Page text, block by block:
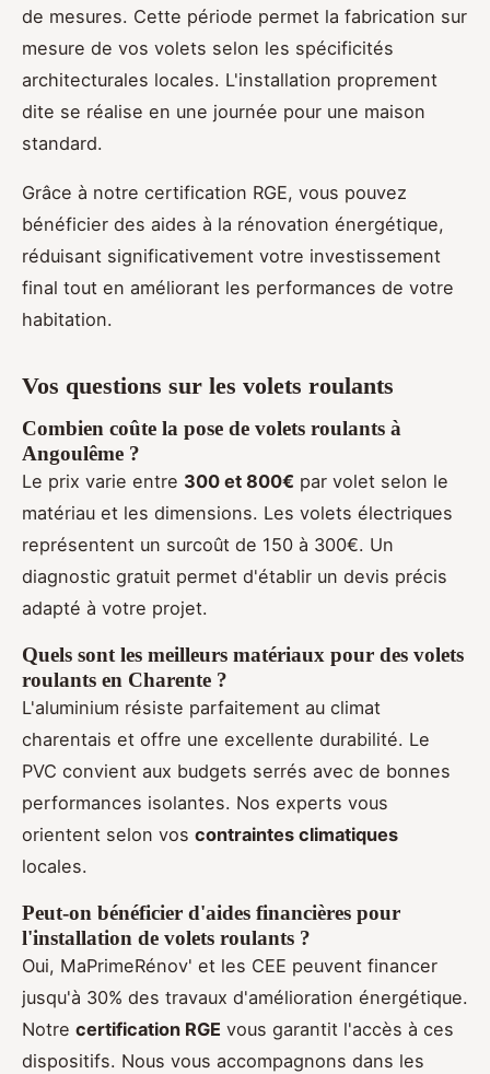
de mesures. Cette période permet la fabrication sur
mesure de vos volets selon les spécificités
architecturales locales. L'installation proprement
dite se réalise en une journée pour une maison
standard.
Grâce à notre certification RGE, vous pouvez
bénéficier des aides à la rénovation énergétique,
réduisant significativement votre investissement
final tout en améliorant les performances de votre
habitation.
Vos questions sur les volets roulants
Combien coûte la pose de volets roulants à
Angoulême ?
Le prix varie entre 300 et 800€ par volet selon le
matériau et les dimensions. Les volets électriques
représentent un surcoût de 150 à 300€. Un
diagnostic gratuit permet d'établir un devis précis
adapté à votre projet.
Quels sont les meilleurs matériaux pour des volets
roulants en Charente ?
L'aluminium résiste parfaitement au climat
charentais et offre une excellente durabilité. Le
PVC convient aux budgets serrés avec de bonnes
performances isolantes. Nos experts vous
orientent selon vos contraintes climatiques
locales.
Peut-on bénéficier d'aides financières pour
l'installation de volets roulants ?
Oui, MaPrimeRénov' et les CEE peuvent financer
jusqu'à 30% des travaux d'amélioration énergétique.
Notre certification RGE vous garantit l'accès à ces
dispositifs. Nous vous accompagnons dans les